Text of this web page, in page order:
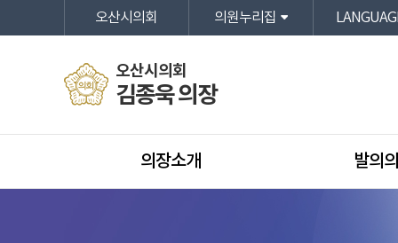
오산시의회 의원누리집
오산시의회
김종욱 의장
의장소개 발의